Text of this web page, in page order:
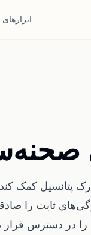
قبل از خرید،
پتانسیل کمک
ثابت را
در دسترس قرار